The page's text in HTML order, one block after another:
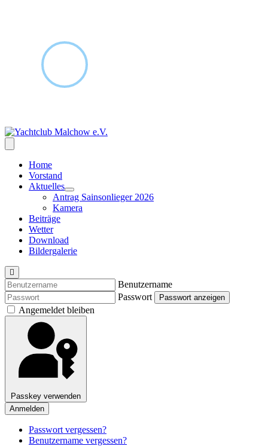
Home
Vorstand
Aktuelles
Antrag Sainsonlieger 2026
Kamera
Beiträge
Wetter
Download
Bildergalerie
Benutzername
Passwort
Passwort anzeigen
Angemeldet bleiben
Passkey verwenden
Anmelden
Passwort vergessen?
Benutzername vergessen?